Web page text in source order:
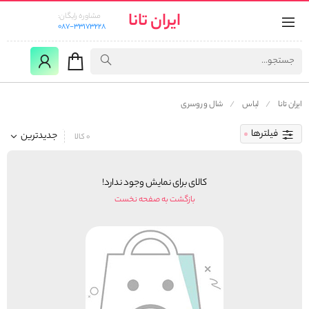
ایران تانا
مشاوره رایگان:
087-33173228
ایران تانا لباس شال و روسری
فیلترها جدیدترین 0 کالا
کالای برای نمایش وجود ندارد!
بازگشت به صفحه نخست